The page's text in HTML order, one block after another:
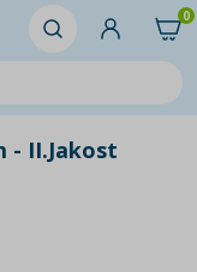
0
- II.Jakost